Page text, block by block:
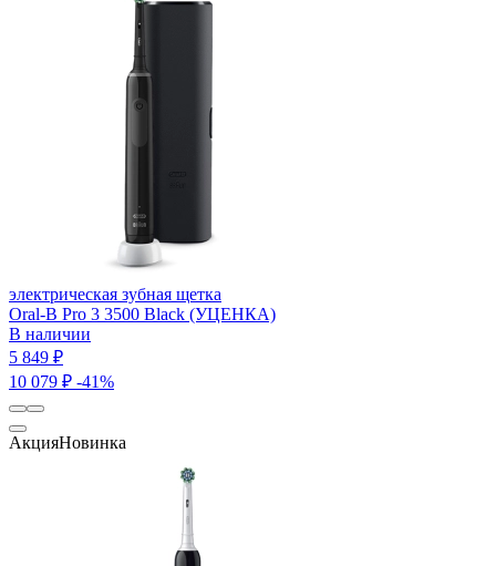
электрическая зубная щетка
Oral-B Pro 3 3500 Black (УЦЕНКА)
В наличии
5 849 ₽
10 079 ₽ -41%
АкцияНовинка